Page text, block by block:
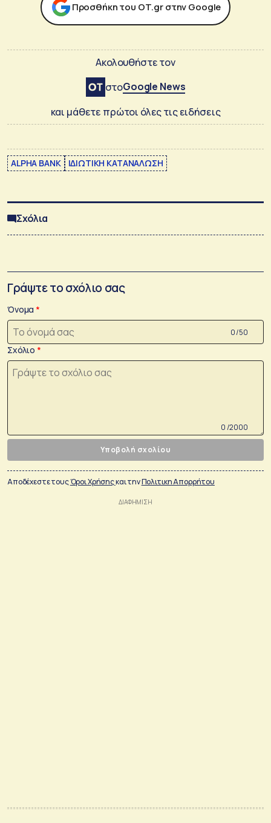
Προσθήκη του ΟΤ.gr στην Google
Ακολουθήστε τον
στοGoogle News
και μάθετε πρώτοι όλες τις ειδήσεις
ALPHA BANK ΙΔΙΩΤΙΚΗ ΚΑΤΑΝΑΛΩΣΗ
Σχόλια
Γράψτε το σχόλιο σας
Όνομα
0 /50
Σχόλιο
0 /2000
Υποβολή σχολίου
Αποδέχεστε τουςΌροι Χρήσηςκαι τηνΠολιτικη Απορρήτου